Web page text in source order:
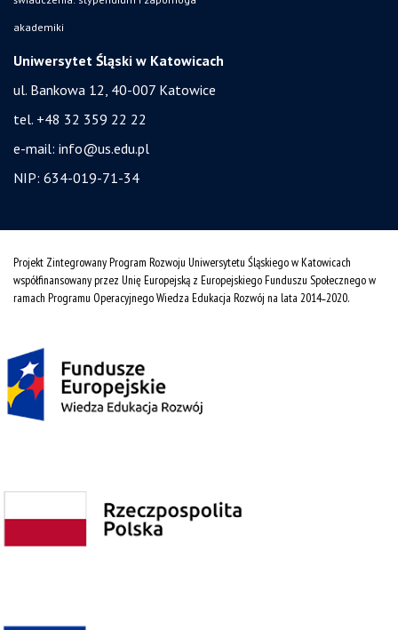
akademiki
Uniwersytet Śląski w Katowicach
ul. Bankowa 12, 40-007 Katowice
tel. +48 32 359 22 22
e-mail: info@us.edu.pl
NIP: 634-019-71-34
Projekt Zintegrowany Program Rozwoju Uniwersytetu Śląskiego w Katowicach
współfinansowany przez Unię Europejską z Europejskiego Funduszu Społecznego w
ramach Programu Operacyjnego Wiedza Edukacja Rozwój na lata 2014˗2020.